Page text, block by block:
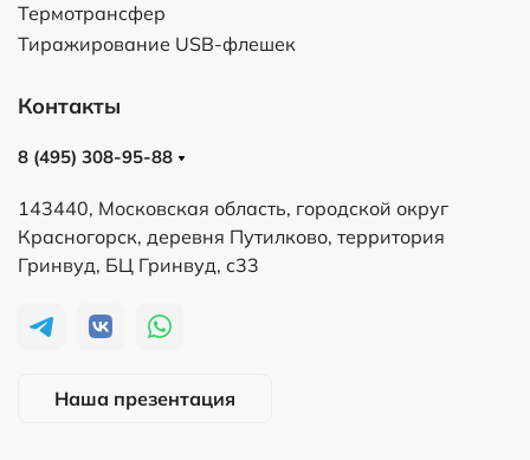
Термотрансфер
Тиражирование USB-флешек
Контакты
8 (495) 308-95-88
143440, Московская область, городской округ
Красногорск, деревня Путилково, территория
Гринвуд, БЦ Гринвуд, с33
Наша презентация